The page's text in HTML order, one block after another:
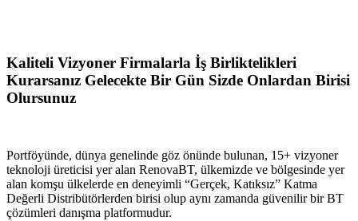
Kaliteli Vizyoner Firmalarla İş Birliktelikleri
Kurarsanız Gelecekte Bir Gün Sizde Onlardan Birisi
Olursunuz
Portföyünde, dünya genelinde göz önünde bulunan, 15+ vizyoner
teknoloji üreticisi yer alan RenovaBT, ülkemizde ve bölgesinde yer
alan komşu ülkelerde en deneyimli “Gerçek, Katıksız” Katma
Değerli Distribütörlerden birisi olup aynı zamanda güvenilir bir BT
çözümleri danışma platformudur.